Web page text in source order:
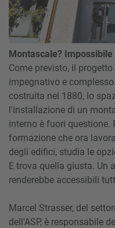
Montascale? Impossibile
Come previsto, il
impegnativo e
costruita nel 1880, lo
l'installazione di un
interno è fuori questione.
formazione che ora
degli edifici, studia le
E trova quella giusta. Un
renderebbe accessibili
Marcel Strasser, del
dell'ASP, è responsabile